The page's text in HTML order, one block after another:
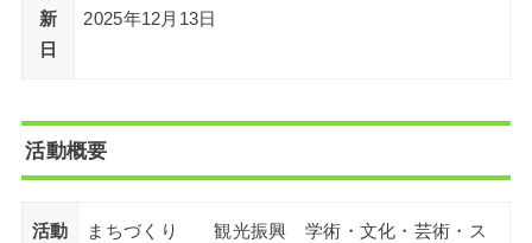
新
日
2025年12月13日
活動概要
活動
まちづくり 観光振興 学術・文化・芸術・ス